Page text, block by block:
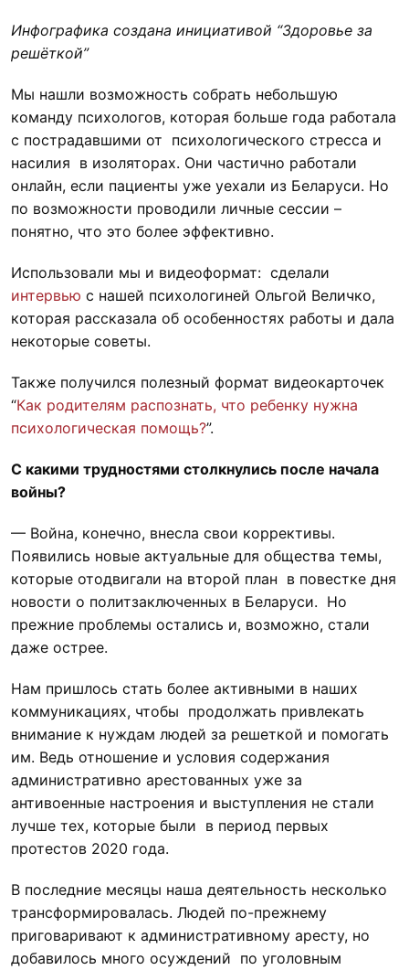
Инфографика создана инициативой “Здоровье за
решёткой”
Мы нашли возможность собрать небольшую
команду психологов, которая больше года работала
с пострадавшими от психологического стресса и
насилия в изоляторах. Они частично работали
онлайн, если пациенты уже уехали из Беларуси. Но
по возможности проводили личные сессии –
понятно, что это более эффективно.
Использовали мы и видеоформат: сделали
интервью с нашей психологиней Ольгой Величко,
которая рассказала об особенностях работы и дала
некоторые советы.
Также получился полезный формат видеокарточек
“Как родителям распознать, что ребенку нужна
психологическая помощь?”.
С какими трудностями столкнулись после начала
войны?
— Война, конечно, внесла свои коррективы.
Появились новые актуальные для общества темы,
которые отодвигали на второй план в повестке дня
новости о политзаключенных в Беларуси. Но
прежние проблемы остались и, возможно, стали
даже острее.
Нам пришлось стать более активными в наших
коммуникациях, чтобы продолжать привлекать
внимание к нуждам людей за решеткой и помогать
им. Ведь отношение и условия содержания
административно арестованных уже за
антивоенные настроения и выступления не стали
лучше тех, которые были в период первых
протестов 2020 года.
В последние месяцы наша деятельность несколько
трансформировалась. Людей по-прежнему
приговаривают к административному аресту, но
добавилось много осуждений по уголовным